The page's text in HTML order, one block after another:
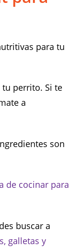
para tu
perrito. Si te
a
son
de cocinar para
buscar a
galletas y